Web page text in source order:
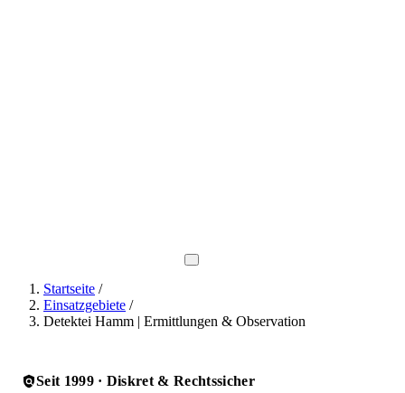
Startseite /
Einsatzgebiete /
Detektei Hamm | Ermittlungen & Observation
Seit 1999 · Diskret & Rechtssicher